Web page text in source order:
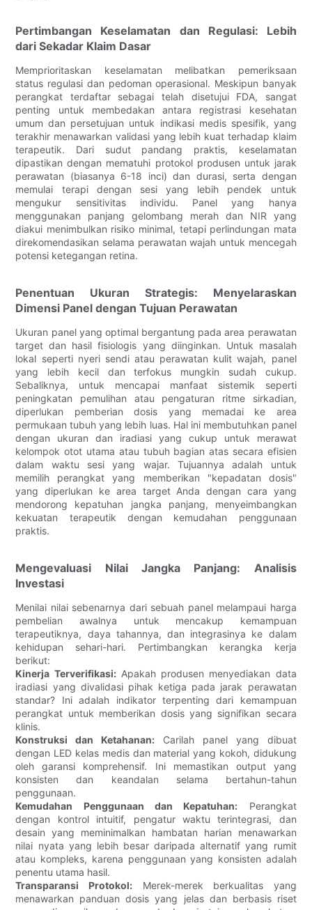
Pertimbangan Keselamatan dan Regulasi: Lebih
dari Sekadar Klaim Dasar
Memprioritaskan keselamatan melibatkan pemeriksaan
status regulasi dan pedoman operasional. Meskipun banyak
perangkat terdaftar sebagai telah disetujui FDA, sangat
penting untuk membedakan antara registrasi kesehatan
umum dan persetujuan untuk indikasi medis spesifik, yang
terakhir menawarkan validasi yang lebih kuat terhadap klaim
terapeutik. Dari sudut pandang praktis, keselamatan
dipastikan dengan mematuhi protokol produsen untuk jarak
perawatan (biasanya 6-18 inci) dan durasi, serta dengan
memulai terapi dengan sesi yang lebih pendek untuk
mengukur sensitivitas individu. Panel yang hanya
menggunakan panjang gelombang merah dan NIR yang
diakui menimbulkan risiko minimal, tetapi perlindungan mata
direkomendasikan selama perawatan wajah untuk mencegah
potensi ketegangan retina.
Penentuan Ukuran Strategis: Menyelaraskan
Dimensi Panel dengan Tujuan Perawatan
Ukuran panel yang optimal bergantung pada area perawatan
target dan hasil fisiologis yang diinginkan. Untuk masalah
lokal seperti nyeri sendi atau perawatan kulit wajah, panel
yang lebih kecil dan terfokus mungkin sudah cukup.
Sebaliknya, untuk mencapai manfaat sistemik seperti
peningkatan pemulihan atau pengaturan ritme sirkadian,
diperlukan pemberian dosis yang memadai ke area
permukaan tubuh yang lebih luas. Hal ini membutuhkan panel
dengan ukuran dan iradiasi yang cukup untuk merawat
kelompok otot utama atau tubuh bagian atas secara efisien
dalam waktu sesi yang wajar. Tujuannya adalah untuk
memilih perangkat yang memberikan "kepadatan dosis"
yang diperlukan ke area target Anda dengan cara yang
mendorong kepatuhan jangka panjang, menyeimbangkan
kekuatan terapeutik dengan kemudahan penggunaan
praktis.
Mengevaluasi Nilai Jangka Panjang: Analisis
Investasi
Menilai nilai sebenarnya dari sebuah panel melampaui harga
pembelian awalnya untuk mencakup kemampuan
terapeutiknya, daya tahannya, dan integrasinya ke dalam
kehidupan sehari-hari. Pertimbangkan kerangka kerja
berikut:
Kinerja Terverifikasi:Apakah produsen menyediakan data
iradiasi yang divalidasi pihak ketiga pada jarak perawatan
standar? Ini adalah indikator terpenting dari kemampuan
perangkat untuk memberikan dosis yang signifikan secara
klinis.
Konstruksi dan Ketahanan: Carilah panel yang dibuat
dengan LED kelas medis dan material yang kokoh, didukung
oleh garansi komprehensif. Ini memastikan output yang
konsisten dan keandalan selama bertahun-tahun
penggunaan.
Kemudahan Penggunaan dan Kepatuhan: Perangkat
dengan kontrol intuitif, pengatur waktu terintegrasi, dan
desain yang meminimalkan hambatan harian menawarkan
nilai nyata yang lebih besar daripada alternatif yang rumit
atau kompleks, karena penggunaan yang konsisten adalah
penentu utama hasil.
Transparansi Protokol:Merek-merek berkualitas yang
menawarkan panduan dosis yang jelas dan berbasis riset